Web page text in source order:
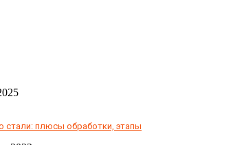
стали: плюсы обработки, этапы